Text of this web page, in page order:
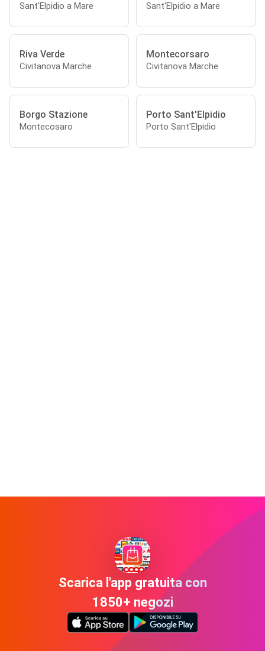
Sant'Elpidio a Mare Sant'Elpidio a Mare
Riva Verde
Civitanova Marche
Montecorsaro
Civitanova Marche
Borgo Stazione
Montecosaro
Porto Sant'Elpidio
Porto Sant'Elpidio
Scarica l'app gratuita con
1850+ negozi